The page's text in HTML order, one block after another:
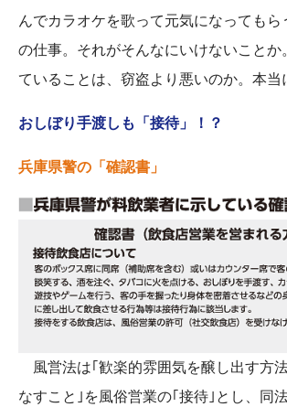
んでカラオケを歌って元気になってもら
の仕事。それがそんなにいけないことか
ていることは、窃盗より悪いのか。本当
おしぼり手渡しも「接待」！？
兵庫県警の「確認書」
風営法は｢歓楽的雰囲気を醸し出す方
なすこと｣を風俗営業の｢接待｣とし、同